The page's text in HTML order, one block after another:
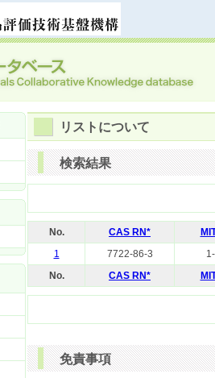
リストについて
検索結果
No. CAS RN*
1
7722-86-3
No.
CAS RN*
免責事項